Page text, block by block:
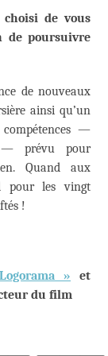
choisi de vous
de poursuivre
de nouveaux
ainsi qu’un
compétences —
— prévu pour
Quand aux
pour les vingt
!
» et
du film